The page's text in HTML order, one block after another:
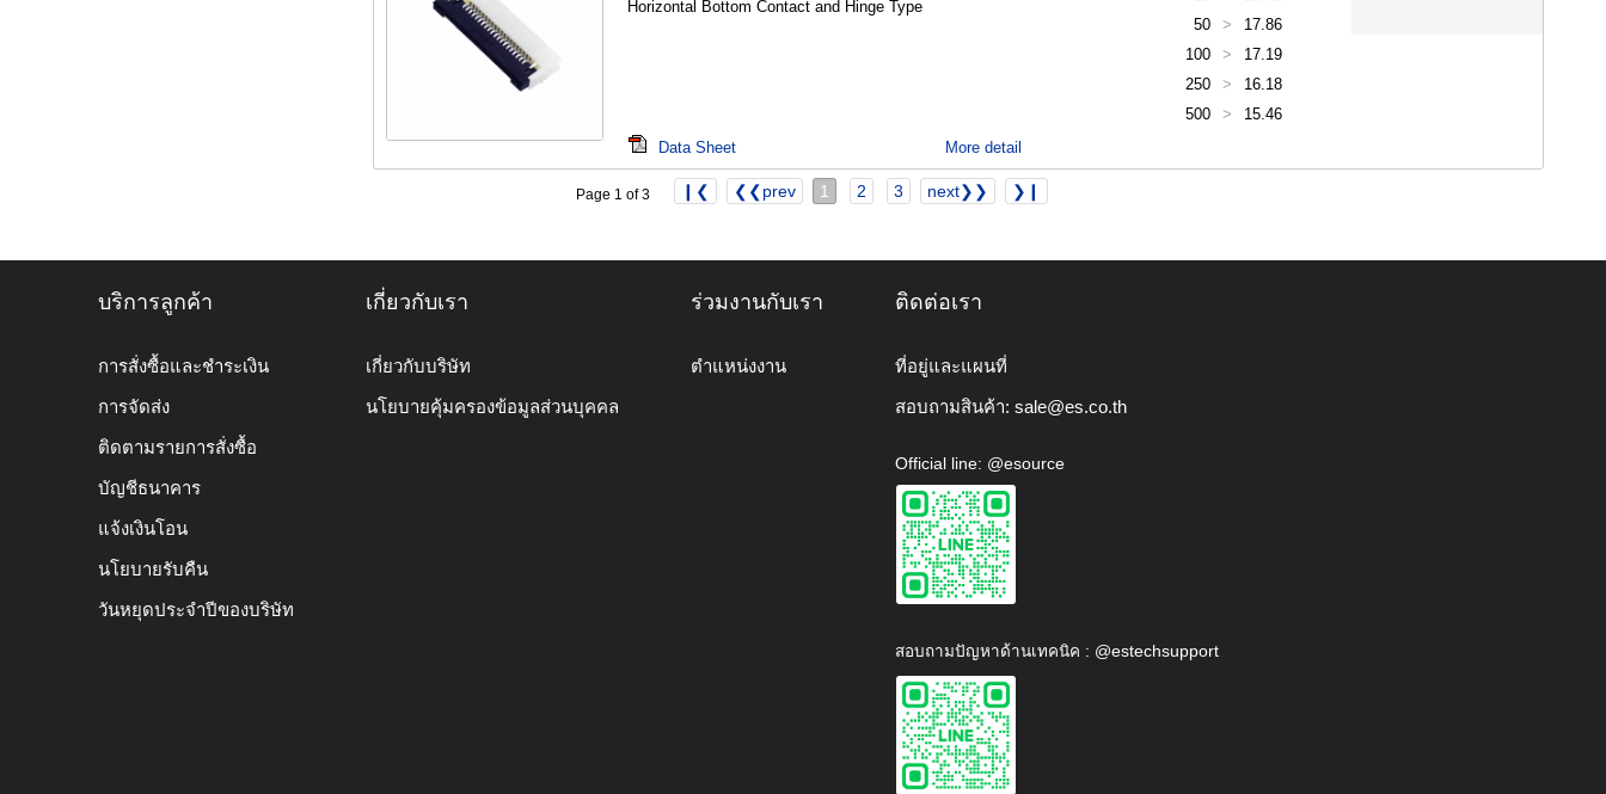
Horizontal Bottom Contact and Hinge Type
50
>
17.86
100
>
17.19
250
>
16.18
500
> 15.46
Data Sheet More detail
Page 1 of 3 ❙❮ ❮❮prev 1 2 3 next❯❯ ❯❙
บริการลูกค้า
การสั่งซื้อและชำระเงิน
การจัดส่ง
ติดตามรายการสั่งซื้อ
บัญชีธนาคาร
แจ้งเงินโอน
นโยบายรับคืน
วันหยุดประจำปีของบริษัท
เกี่ยวกับเรา
เกี่ยวกับบริษัท
นโยบายคุ้มครองข้อมูลส่วนบุคคล
ร่วมงานกับเรา
ตำแหน่งงาน
ติดต่อเรา
ที่อยู่และแผนที่
สอบถามสินค้า: sale@es.co.th
Official line: @esource
สอบถามปัญหาด้านเทคนิค : @estechsupport